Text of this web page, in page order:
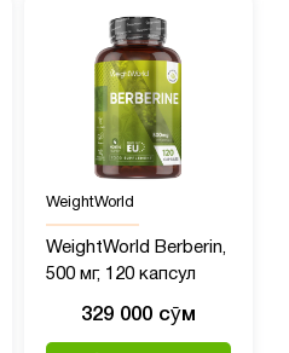
WeightWorld
WeightWorld Berberin,
500 мг, 120 капсул
329 000 сӯм